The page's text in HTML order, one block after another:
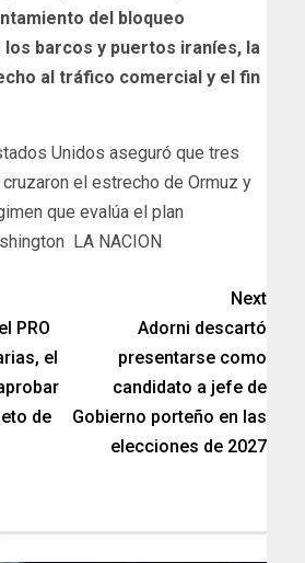
del bloqueo
los barcos y puertos iraníes, la
al tráfico comercial y el fin
Unidos aseguró que tres
el estrecho de Ormuz y
que evalúa el plan
LA NACION
PRO
el
de
Next
Adorni descartó
presentarse como
candidato a jefe de
Gobierno porteño en las
elecciones de 2027